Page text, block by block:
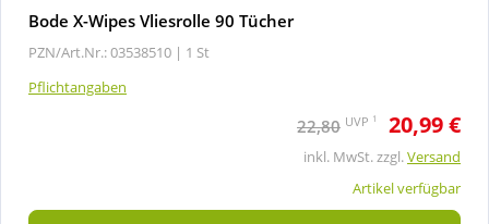
Bode X-Wipes Vliesrolle 90 Tücher
PZN/Art.Nr.: 03538510 | 1 St
Pflichtangaben
22,80 UVP 1 20,99 €
inkl. MwSt. zzgl.Versand
Artikel verfügbar